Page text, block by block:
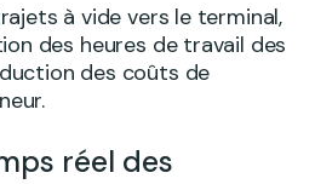
à vide vers le terminal,
des heures de travail des
des coûts de
réel des